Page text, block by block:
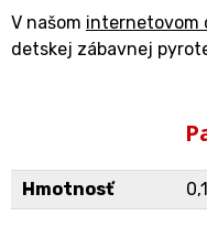
V našom internetovom
detskej zábavnej
Hmotnosť